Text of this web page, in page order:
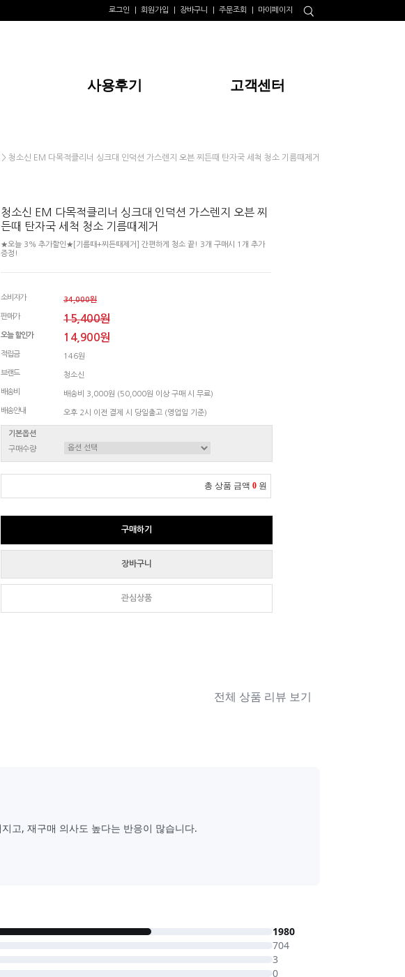
로그인 회원가입 장바구니 주문조회 마이페이지
사용후기 고객센터
> 청소신 EM 다목적클리너 싱크대 인덕션 가스렌지 오븐 찌든때 탄자국 세척 청소 기름때제거
청소신 EM 다목적클리너 싱크대 인덕션 가스렌지 오븐 찌
든때 탄자국 세척 청소 기름때제거
★오늘 3% 추가할인★[기름때+찌든때제거] 간편하게 청소 끝! 3개 구매시 1개 추가
증정!
소비자가 34,000원
판매가 15,400원
오늘 할인가 14,900원
적립금 146원
브랜드 청소신
배송비 배송비 3,000원 (50,000원 이상 구매 시 무료)
배송안내 오후 2시 이전 결제 시 당일출고 (영업일 기준)
기본옵션
구매수량
총 상품 금액 0 원
구매하기
장바구니
관심상품